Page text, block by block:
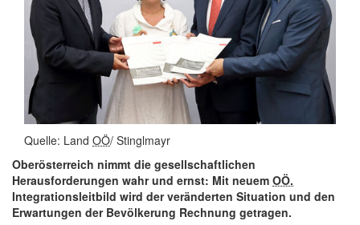
Quelle: Land OÖ/ Stinglmayr
Oberösterreich nimmt die gesellschaftlichen
Herausforderungen wahr und ernst: Mit neuem OÖ.
Integrationsleitbild wird der veränderten Situation und den
Erwartungen der Bevölkerung Rechnung getragen.